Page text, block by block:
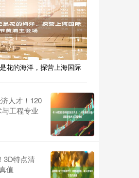
花的海洋，探营上海国际
人才！120
工程专业
3D特点清
值